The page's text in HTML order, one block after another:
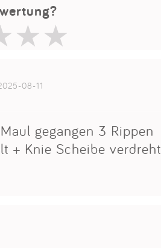
08-11
gegangen 3 Rippen
+ Knie Scheibe verdreht